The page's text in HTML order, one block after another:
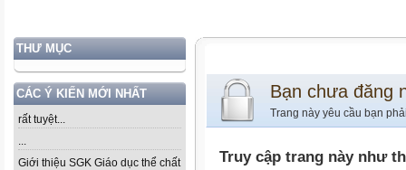
THƯ MỤC
CÁC Ý KIẾN MỚI NHẤT
rất tuyệt...
...
Giới thiệu SGK Giáo dục thể chất
Bạn chưa đăng
Trang này yêu cầu bạn
Truy cập trang này như